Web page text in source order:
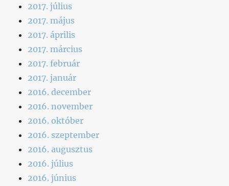
2017. július
2017. május
2017. április
2017. március
2017. február
2017. január
2016. december
2016. november
2016. október
2016. szeptember
2016. augusztus
2016. július
2016. június